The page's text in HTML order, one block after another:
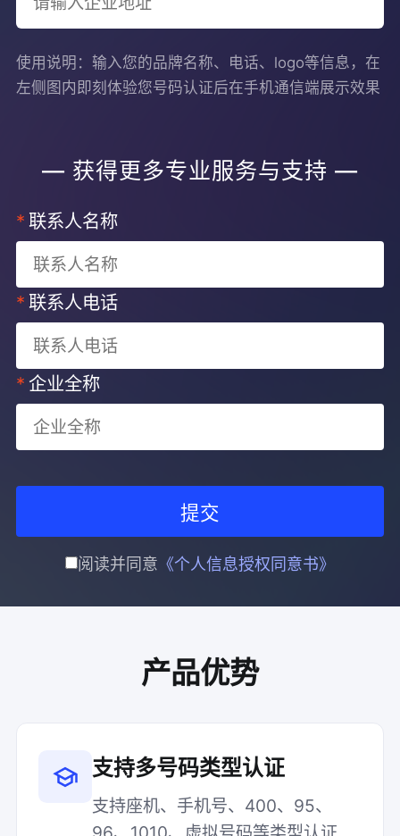
使用说明：输入您的品牌名称、电话、logo等信息，在
左侧图内即刻体验您号码认证后在手机通信端展示效果
— 获得更多专业服务与支持 —
* 联系人名称
* 联系人电话
* 企业全称
提交
阅读并同意 《个人信息授权同意书》
产品优势
支持多号码类型认证
支持座机、手机号、400、95、